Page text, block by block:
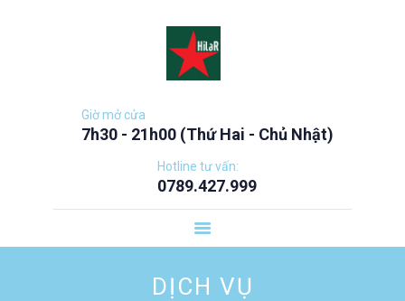
Giờ mở cửa
7h30 - 21h00 (Thứ Hai - Chủ Nhật)
Hotline tư vấn:
0789.427.999
DỊCH VỤ
BẢNG GIÁ DỊCH VỤ
CHÍNH SÁCH
NHƯỢNG QUYỀN
CHÍNH SÁCH
BUSINESS CLASS
& CONVENIENT